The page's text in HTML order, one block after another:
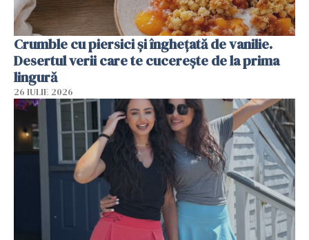
Crumble cu piersici și înghețată de vanilie.
Desertul verii care te cucerește de la prima
lingură
26 IULIE 2026